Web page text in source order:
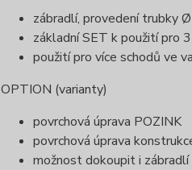
zábradlí, provedení trubky
základní SET k použití pro
použití pro více schodů ve
OPTION (varianty)
povrchová úprava POZINK
povrchová úprava
možnost dokoupit i